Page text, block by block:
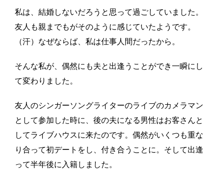
私は、結婚しないだろうと思って過ごしていました。
友人も親までもがそのように感じていたようです。
（汗）なぜならば、私は仕事人間だったから。
そんな私が、偶然にも夫と出逢うことができ一瞬にし
て変わりました。
友人のシンガーソングライターのライブのカメラマン
として参加した時に、後の夫になる男性はお客さんと
してライブハウスに来たのです。偶然がいくつも重な
り合って初デートをし、付き合うことに。そして出逢
って半年後に入籍しました。